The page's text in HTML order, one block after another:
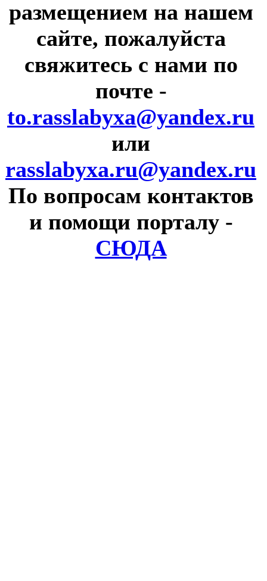
размещением на нашем
сайте, пожалуйста
свяжитесь с нами по
почте -
to.rasslabyxa@yandex.ru
или
rasslabyxa.ru@yandex.ru
По вопросам контактов
и помощи порталу -
СЮДА